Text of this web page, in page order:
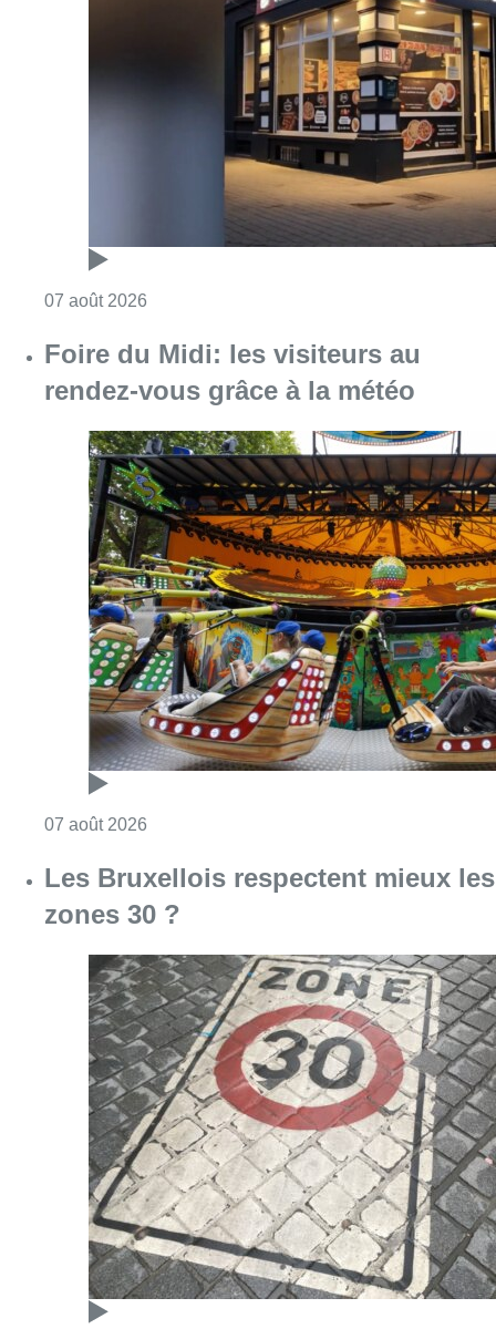
07 août 2026
Foire du Midi: les visiteurs au
rendez-vous grâce à la météo
07 août 2026
Les Bruxellois respectent mieux les
zones 30 ?